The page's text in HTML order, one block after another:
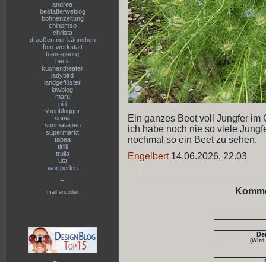
andrea
bestatterweblog
bohnenzeitung
chinomso
christa
draußen nur kännchen
foto-werkstatt
hans-georg
heck
küchentheater
ladybird
landgeflüster
lawblog
maru
piri
shopblogger
sonia
suomalainen
supermarkt
tabea
tirilli
trulla
uta
wortperlen
--
mail encoder
Ein ganzes Beet voll Jungfer im
ich habe noch nie so viele
nochmal so ein Beet zu sehen.
Engelbert14.06.2026, 22.03
(Wird